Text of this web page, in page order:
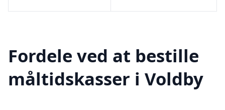
Fordele ved at bestille
måltidskasser i Voldby